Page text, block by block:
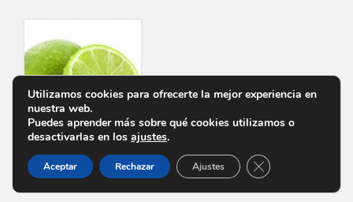
Personalizar Cookies Aviso Legal Política de Privacidad Política de cookies
Utilizamos cookies para ofrecerte la mejor experiencia en
nuestra web.
Puedes aprender más sobre qué cookies utilizamos o
desactivarlas en los ajustes.
Aceptar Rechazar Ajustes Cerrar el banner